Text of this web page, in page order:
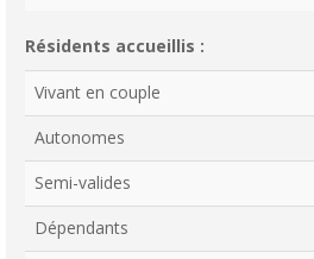
Résidents accueillis :
Vivant en couple
Autonomes
Semi-valides
Dépendants